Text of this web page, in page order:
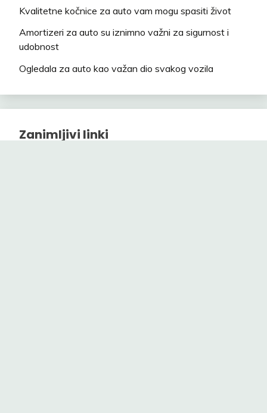
Kvalitetne kočnice za auto vam mogu spasiti život
Amortizeri za auto su iznimno važni za sigurnost i
udobnost
Ogledala za auto kao važan dio svakog vozila
Zanimljivi linki